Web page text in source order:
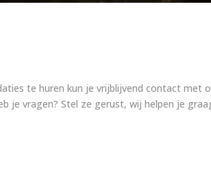
te huren kun je vrijblijvend contact met
je vragen? Stel ze gerust, wij helpen je